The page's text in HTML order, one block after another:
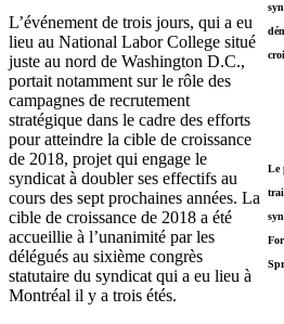
Le
L’événement de trois jours, qui a eu
lieu au National Labor College situé
juste au nord de Washington D.C.,
portait notamment sur le rôle des
campagnes de recrutement
stratégique dans le cadre des efforts
pour atteindre la cible de croissance
de 2018, projet qui engage le
syndicat à doubler ses effectifs au
cours des sept prochaines années. La
cible de croissance de 2018 a été
accueillie à l’unanimité par les
délégués au sixième congrès
statutaire du syndicat qui a eu lieu à
Montréal il y a trois étés.